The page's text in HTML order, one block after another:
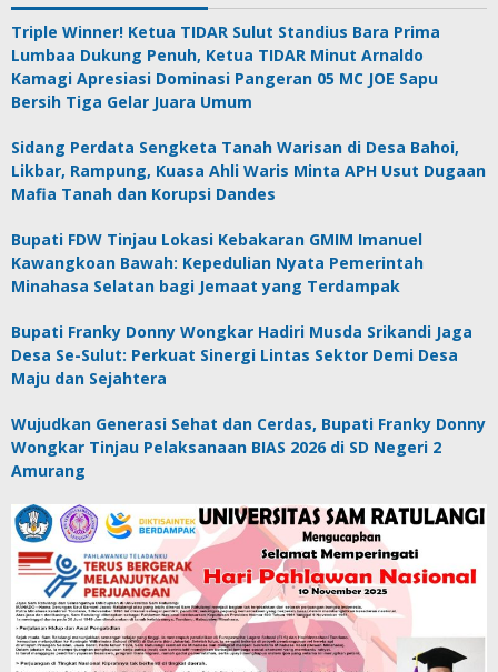
Triple Winner! Ketua TIDAR Sulut Standius Bara Prima
Lumbaa Dukung Penuh, Ketua TIDAR Minut Arnaldo
Kamagi Apresiasi Dominasi Pangeran 05 MC JOE Sapu
Bersih Tiga Gelar Juara Umum
Sidang Perdata Sengketa Tanah Warisan di Desa Bahoi,
Likbar, Rampung, Kuasa Ahli Waris Minta APH Usut Dugaan
Mafia Tanah dan Korupsi Dandes
Bupati FDW Tinjau Lokasi Kebakaran GMIM Imanuel
Kawangkoan Bawah: Kepedulian Nyata Pemerintah
Minahasa Selatan bagi Jemaat yang Terdampak
Bupati Franky Donny Wongkar Hadiri Musda Srikandi Jaga
Desa Se-Sulut: Perkuat Sinergi Lintas Sektor Demi Desa
Maju dan Sejahtera
Wujudkan Generasi Sehat dan Cerdas, Bupati Franky Donny
Wongkar Tinjau Pelaksanaan BIAS 2026 di SD Negeri 2
Amurang